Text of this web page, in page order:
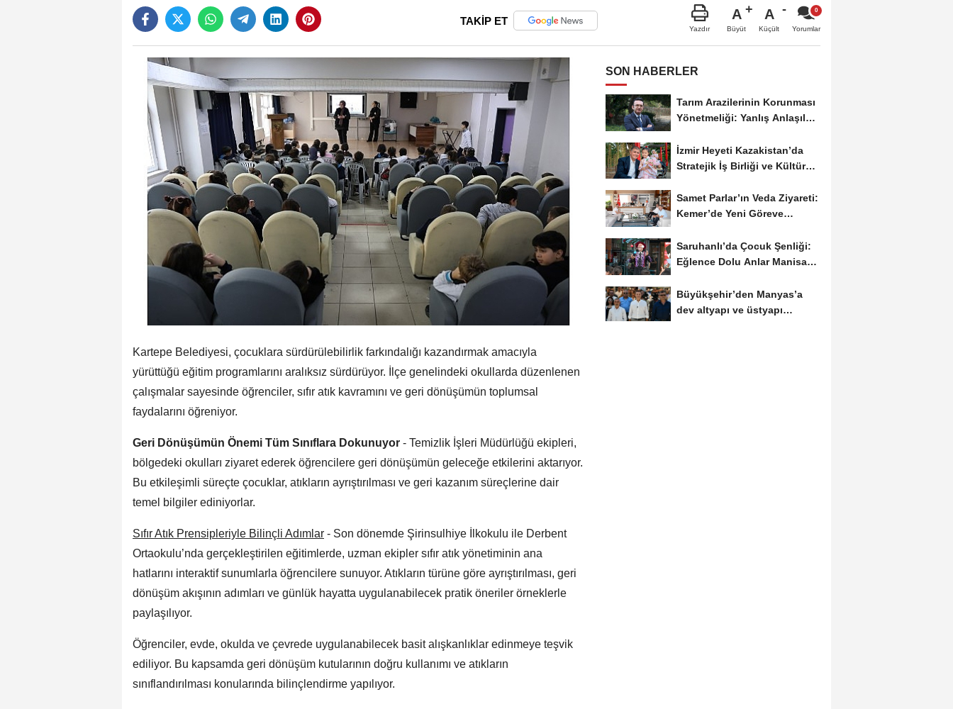
TAKİP ET
Yazdır
A
Büyüt
A
Küçült Yorumlar
Kartepe Belediyesi, çocuklara sürdürülebilirlik farkındalığı kazandırmak amacıyla
yürüttüğü eğitim programlarını aralıksız sürdürüyor. İlçe genelindeki okullarda düzenlenen
çalışmalar sayesinde öğrenciler, sıfır atık kavramını ve geri dönüşümün toplumsal
faydalarını öğreniyor.
Geri Dönüşümün Önemi Tüm Sınıflara Dokunuyor - Temizlik İşleri Müdürlüğü ekipleri,
bölgedeki okulları ziyaret ederek öğrencilere geri dönüşümün geleceğe etkilerini aktarıyor.
Bu etkileşimli süreçte çocuklar, atıkların ayrıştırılması ve geri kazanım süreçlerine dair
temel bilgiler ediniyorlar.
Sıfır Atık Prensipleriyle Bilinçli Adımlar - Son dönemde Şirinsulhiye İlkokulu ile Derbent
Ortaokulu’nda gerçekleştirilen eğitimlerde, uzman ekipler sıfır atık yönetiminin ana
hatlarını interaktif sunumlarla öğrencilere sunuyor. Atıkların türüne göre ayrıştırılması, geri
dönüşüm akışının adımları ve günlük hayatta uygulanabilecek pratik öneriler örneklerle
paylaşılıyor.
Öğrenciler, evde, okulda ve çevrede uygulanabilecek basit alışkanlıklar edinmeye teşvik
ediliyor. Bu kapsamda geri dönüşüm kutularının doğru kullanımı ve atıkların
sınıflandırılması konularında bilinçlendirme yapılıyor.
SON HABERLER
Tarım Arazilerinin Korunması
Yönetmeliği: Yanlış Anlaşılan
İzmir Heyeti Kazakistan’da
Stratejik İş Birliği ve Kültürel
Samet Parlar’ın Veda Ziyareti:
Kemer’de Yeni Göreve
Saruhanlı’da Çocuk Şenliği:
Eğlence Dolu Anlar Manisa
Büyükşehir’den Manyas’a
dev altyapı ve üstyapı